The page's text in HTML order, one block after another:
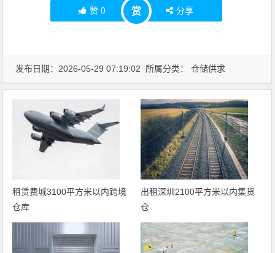
赞 0 赏 分享
发布日期：2026-05-29 07:19:02 所属分类：仓储供求
租赁费城3100平方米以内跨境
仓库
出租深圳2100平方米以内集货
仓